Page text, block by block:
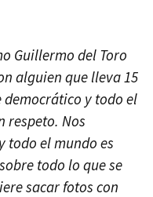
Guillermo del Toro
alguien que lleva 15
y todo el
respeto. Nos
todo el mundo es
todo lo que se
sacar fotos con